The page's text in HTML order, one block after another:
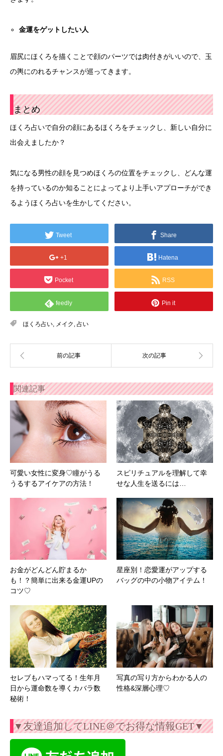
金運をゲットしたい人
眉尻にほくろを描くことで顔のパーツでは肉付きがいいので、玉
の輿にのれるチャンスが巡ってきます。
まとめ
ほくろ占いで自分の顔にあるほくろをチェックし、新しい自分に
出会えましたか？
気になる男性の顔を見つめほくろの位置をチェックし、どんな運
を持っているのか知ることによってより上手いアプローチができ
るようほくろ占いを生かしてください。
Tweet Share
+1 Hatena
Pocket RSS
feedly Pin it
ほくろ占い, メイク , 占い
関連記事
可愛い女性に変身♡瞳がうる
うるするアイケアの方法！
スピリチュアルを理解して幸
せな人生を送るには…
お金がどんどん貯まるか
も！？簡単に出来る金運UPの
コツ♡
星座別！恋愛運がアップする
バッグの中の小物アイテム！
セレブもハマってる！生年月
日から運命数を導くカバラ数
秘術！
写真の写り方からわかる人の
性格&深層心理♡
▼友達追加してLINE＠でお得な情報GET▼